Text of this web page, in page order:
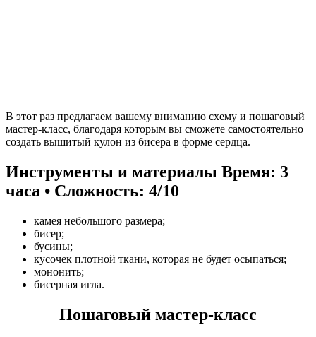
В этот раз предлагаем вашему вниманию схему и пошаговый
мастер-класс, благодаря которым вы сможете самостоятельно
создать вышитый кулон из бисера в форме сердца.
Инструменты и материалы Время: 3
часа • Сложность: 4/10
камея небольшого размера;
бисер;
бусины;
кусочек плотной ткани, которая не будет осыпаться;
мононить;
бисерная игла.
Пошаговый мастер-класс